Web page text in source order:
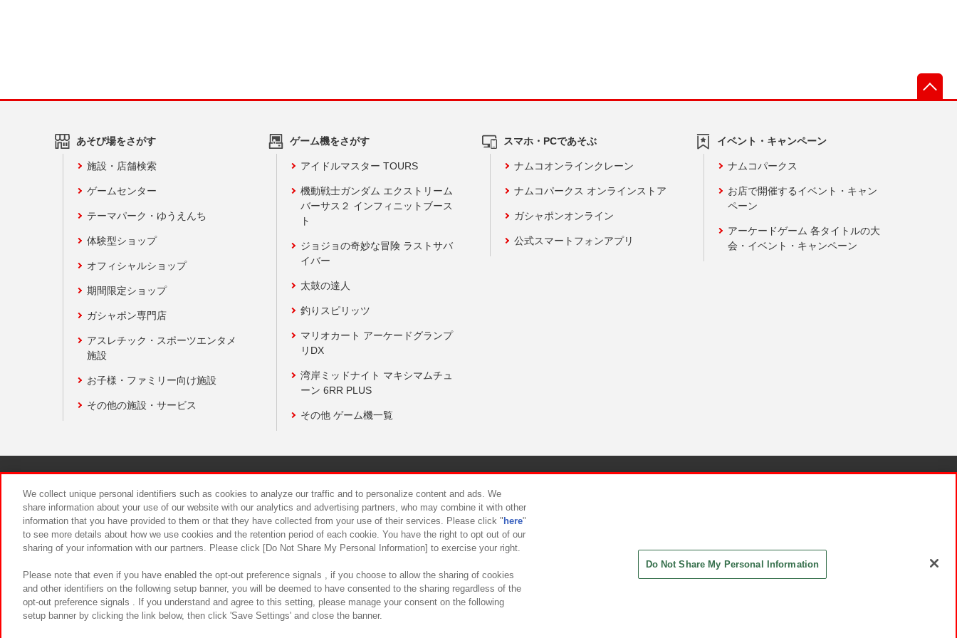
あそび場をさがす
施設・店舗検索
ゲームセンター
テーマパーク・ゆうえんち
体験型ショップ
オフィシャルショップ
期間限定ショップ
ガシャポン専門店
アスレチック・スポーツエンタメ
施設
お子様・ファミリー向け施設
その他の施設・サービス
ゲーム機をさがす
アイドルマスター TOURS
機動戦士ガンダム エクストリーム
バーサス２ インフィニットブース
ト
ジョジョの奇妙な冒険 ラストサバ
イバー
太鼓の達人
釣りスピリッツ
マリオカート アーケードグランプ
リDX
湾岸ミッドナイト マキシマムチュ
ーン 6RR PLUS
その他 ゲーム機一覧
スマホ・PCであそぶ
ナムコオンラインクレーン
ナムコパークス オンラインストア
ガシャポンオンライン
公式スマートフォンアプリ
イベント・キャンペーン
ナムコパークス
お店で開催するイベント・キャン
ペーン
アーケードゲーム 各タイトルの大
会・イベント・キャンペーン
食品のご提供について カスタマーハラスメント対応方針
We collect unique personal identifiers such as cookies to analyze our traffic and to personalize content and ads. We
share information about your use of our website with our analytics and advertising partners, who may combine it with other
information that you have provided to them or that they have collected from your use of their services. Please click " here"
to see more details about how we use cookies and the retention period of each cookie. You have the right to opt out of our
sharing of your information with our partners. Please click [Do Not Share My Personal Information] to exercise your right.
Please note that even if you have enabled the opt-out preference signals , if you choose to allow the sharing of cookies
and other identifiers on the following setup banner, you will be deemed to have consented to the sharing regardless of the
opt-out preference signals . If you understand and agree to this setting, please manage your consent on the following
setup banner by clicking the link below, then click 'Save Settings' and close the banner.
Do Not Share My Personal Information